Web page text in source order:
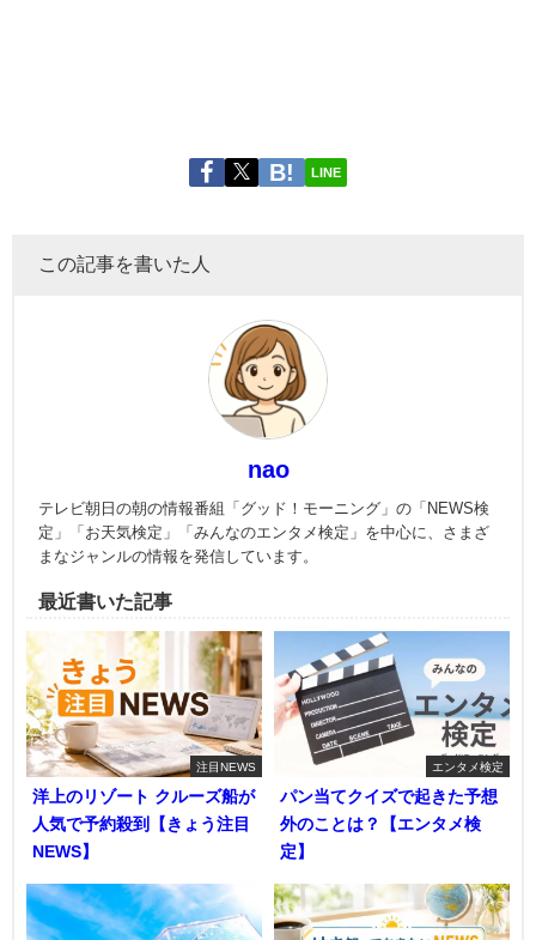
LINE
この記事を書いた人
nao
テレビ朝日の朝の情報番組「グッド！モーニング」の「NEWS検
定」「お天気検定」「みんなのエンタメ検定」を中心に、さまざ
まなジャンルの情報を発信しています。
最近書いた記事
注目NEWS
洋上のリゾート クルーズ船が
人気で予約殺到【きょう注目
NEWS】
エンタメ検定
パン当てクイズで起きた予想
外のことは？【エンタメ検
定】